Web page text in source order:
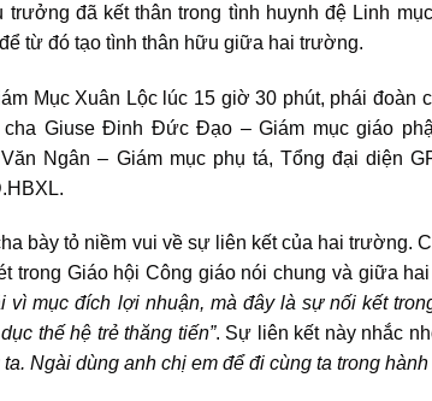
trưởng đã kết thân trong tình huynh đệ Linh
từ đó tạo tình thân hữu giữa hai trường.
Mục Xuân Lộc lúc 15 giờ 30 phút, phái
Giuse Đinh Đức Đạo – Giám mục giáo
Ngân – Giám mục phụ tá, Tổng đại diện
bày tỏ niềm vui về sự liên kết của hai trường.
trong Giáo hội Công giáo nói chung và giữa
vì mục đích lợi nhuận, mà đây là sự nối kết
thế hệ trẻ thăng tiến”. Sự liên kết này nhắc
Ngài dùng anh chị em để đi cùng ta trong hành